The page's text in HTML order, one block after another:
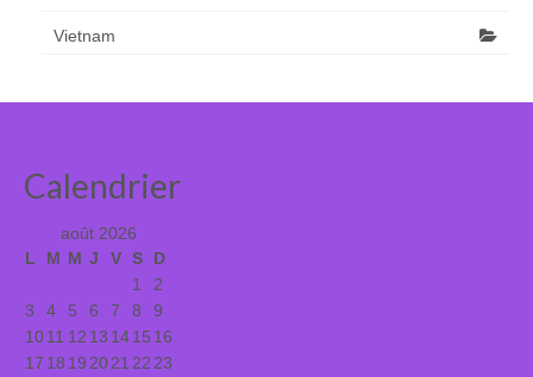
Vietnam
Calendrier
août 2026
L
M M J V S D
1
2
3
4 5 6 7 8
9
1011 12 13 1415 16
17 18 19 2021 22 23